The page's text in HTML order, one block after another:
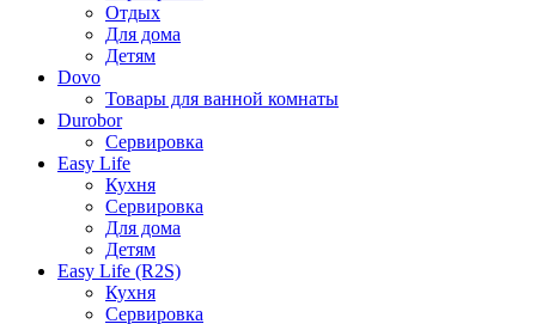
Отдых
Для дома
Детям
Dovo
Товары для ванной комнаты
Durobor
Сервировка
Easy Life
Кухня
Сервировка
Для дома
Детям
Easy Life (R2S)
Кухня
Сервировка